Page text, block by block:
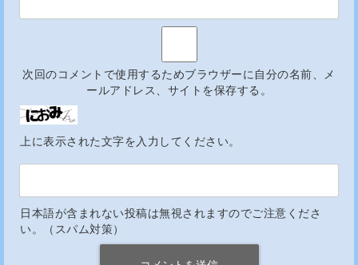
次回のコメントで使用するためブラウザーに自分の名前、メ
ールアドレス、サイトを保存する。
上に表示された文字を入力してください。
日本語が含まれない投稿は無視されますのでご注意くださ
い。（スパム対策）